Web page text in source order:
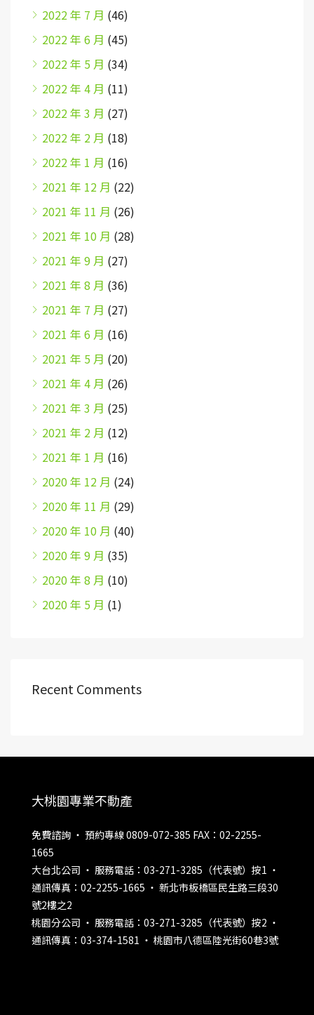
2022 年 7 月 (46)
2022 年 6 月 (45)
2022 年 5 月 (34)
2022 年 4 月 (11)
2022 年 3 月 (27)
2022 年 2 月 (18)
2022 年 1 月 (16)
2021 年 12 月 (22)
2021 年 11 月 (26)
2021 年 10 月 (28)
2021 年 9 月 (27)
2021 年 8 月 (36)
2021 年 7 月 (27)
2021 年 6 月 (16)
2021 年 5 月 (20)
2021 年 4 月 (26)
2021 年 3 月 (25)
2021 年 2 月 (12)
2021 年 1 月 (16)
2020 年 12 月 (24)
2020 年 11 月 (29)
2020 年 10 月 (40)
2020 年 9 月 (35)
2020 年 8 月 (10)
2020 年 5 月 (1)
Recent Comments
大桃園專業不動產
免費諮詢 ‧ 預約專線 0809-072-385 FAX：02-2255-
1665
大台北公司 ‧ 服務電話：03-271-3285（代表號）按1 ‧
通訊傳真：02-2255-1665 ‧ 新北市板橋區民生路三段30
號2樓之2
桃園分公司 ‧ 服務電話：03-271-3285（代表號）按2 ‧
通訊傳真：03-374-1581 ‧ 桃園市八德區陸光街60巷3號